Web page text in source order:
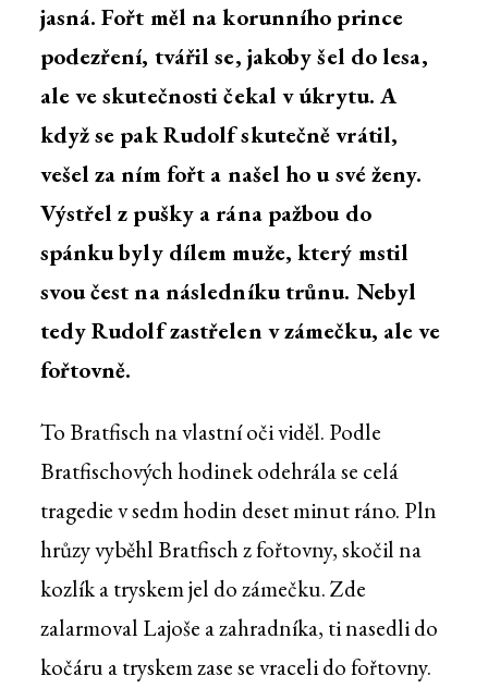
jasná. Fořt měl na korunního prince
podezření, tvářil se, jakoby šel do lesa,
ale ve skutečnosti čekal v úkrytu. A
když se pak Rudolf skutečně vrátil,
vešel za ním fořt a našel ho u své ženy.
Výstřel z pušky a rána pažbou do
spánku byly dílem muže, který mstil
svou čest na následníku trůnu. Nebyl
tedy Rudolf zastřelen v zámečku, ale ve
fořtovně.
To Bratfisch na vlastní oči viděl. Podle
Bratfischových hodinek odehrála se celá
tragedie v sedm hodin deset minut ráno. Pln
hrůzy vyběhl Bratfisch z fořtovny, skočil na
kozlík a tryskem jel do zámečku. Zde
zalarmoval Lajoše a zahradníka, ti nasedli do
kočáru a tryskem zase se vraceli do fořtovny.